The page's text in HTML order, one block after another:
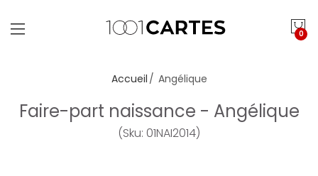
0
Accueil Angélique
Faire-part naissance - Angélique
(Sku: 01NAI2014)